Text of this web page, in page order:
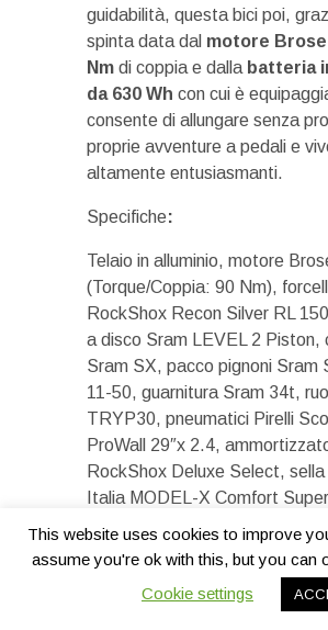
guidabilità, questa bici poi,
spinta data dal motore Brose
Nm di coppia e dalla batteria
da 630 Wh con cui è
consente di allungare senza
proprie avventure a pedali e
altamente entusiasmanti.
Specifiche:
Telaio in alluminio, motore
(Torque/Coppia: 90 Nm),
RockShox Recon Silver RL
a disco Sram LEVEL 2 Piston,
Sram SX, pacco pignoni Sram
11-50, guarnitura Sram 34t,
TRYP30, pneumatici Pirelli
ProWall 29″x 2.4,
RockShox Deluxe Select,
Italia MODEL-X Comfort
batteria Fantic Lithium da 36
Wh. Taglie: S – M – L.
This website uses cookies to improve
assume you're ok with this, but you can
Cookie settings